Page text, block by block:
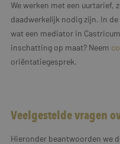
We werken met een uurtarief,
daadwerkelijk nodig zijn. In
wat een mediator in
inschatting op maat? Neem
oriëntatiegesprek.
Veelgestelde vragen
Hieronder beantwoorden we